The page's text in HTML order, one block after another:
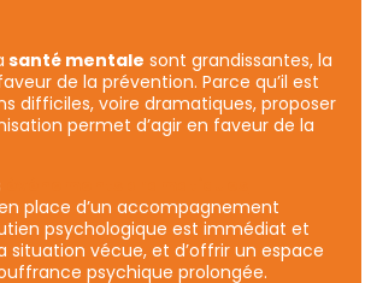
santé mentale sont grandissantes, la
de la prévention. Parce qu’il est
difficiles, voire dramatiques, proposer
permet d’agir en faveur de la
place d’un accompagnement
psychologique est immédiat et
vécue, et d’offrir un espace
psychique prolongée.